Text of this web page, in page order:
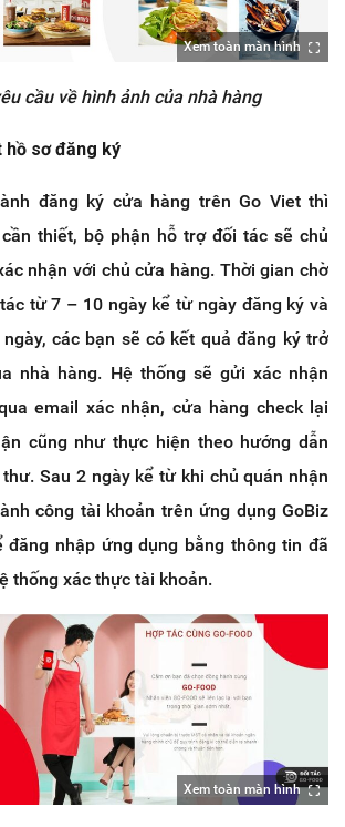
Xem toàn màn hình
cầu về hình ảnh của nhà hàng
hồ sơ đăng ký​
đăng ký cửa hàng trên Go Viet thì
thiết, bộ phận hỗ trợ đối tác sẽ chủ
nhận với chủ cửa hàng. Thời gian chờ
từ 7 – 10 ngày kể từ ngày đăng ký và
các bạn sẽ có kết quả đăng ký trở
nhà hàng. Hệ thống sẽ gửi xác nhận
email xác nhận, cửa hàng check lại
cũng như thực hiện theo hướng dẫn
Sau 2 ngày kể từ khi chủ quán nhận
công tài khoản trên ứng dụng GoBiz
đăng nhập ứng dụng bằng thông tin đã
thống xác thực tài khoản.
Xem toàn màn hình